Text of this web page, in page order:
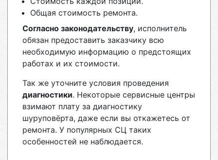
Общая стоимость ремонта.
Согласно законодательству, исполнитель
обязан предоставить заказчику всю
необходимую информацию о предстоящих
работах и их стоимости.
Так же уточните условия проведения
диагностики. Некоторые сервисные центры
взимают плату за диагностику
шуруповёрта, даже если вы откажетесь от
ремонта. У популярных СЦ таких
особенностей не наблюдается.